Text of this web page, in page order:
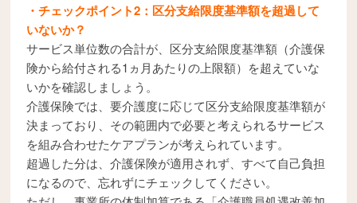
・チェックポイント2：区分支給限度基準額を超過して
いないか？
サービス単位数の合計が、区分支給限度基準額（介護保
険から給付される1ヵ月あたりの上限額）を超えていな
いかを確認しましょう。
介護保険では、要介護度に応じて区分支給限度基準額が
決まっており、その範囲内で必要と考えられるサービス
を組み合わせたケアプランが考えられています。
超過した分は、介護保険が適用されず、すべて自己負担
になるので、忘れずにチェックしてください。